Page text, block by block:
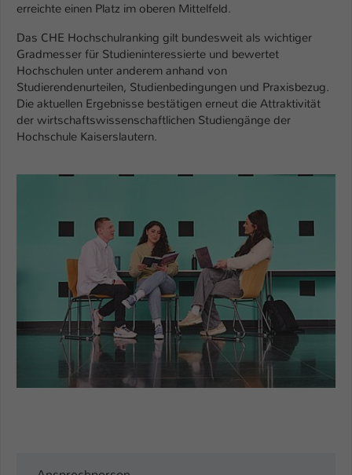
erreichte einen Platz im oberen Mittelfeld.
Das CHE Hochschulranking gilt bundesweit als wichtiger
Gradmesser für Studieninteressierte und bewertet
Hochschulen unter anderem anhand von
Studierendenurteilen, Studienbedingungen und Praxisbezug.
Die aktuellen Ergebnisse bestätigen erneut die Attraktivität
der wirtschaftswissenschaftlichen Studiengänge der
Hochschule Kaiserslautern.
Zweck
Cookie von TYPO3. Es speichert im Fall
kann der eingeloggte Benutzer
wiedererkannt werden und es wird ihm
Zugang zu geschützten Bereichen
gewährt.
Name be_typo_user
Anbieter TYPO3
Dieser Cookie teilt der Webseite mit, ob
ein Besucher im Typo3-Backend
angemeldet ist und Rechte besitzt diese
zu verwalten.